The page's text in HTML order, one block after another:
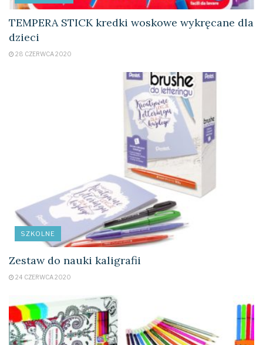
TEMPERA STICK kredki woskowe wykręcane dla
dzieci
28 CZERWCA 2020
SZKOLNE
Zestaw do nauki kaligrafii
24 CZERWCA 2020